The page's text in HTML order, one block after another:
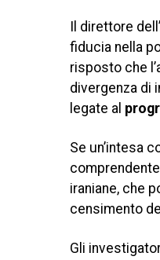
Il direttore
fiducia nella
risposto che
divergenza di
legate al
Se un’intesa
iraniane, che
censimento
Gli